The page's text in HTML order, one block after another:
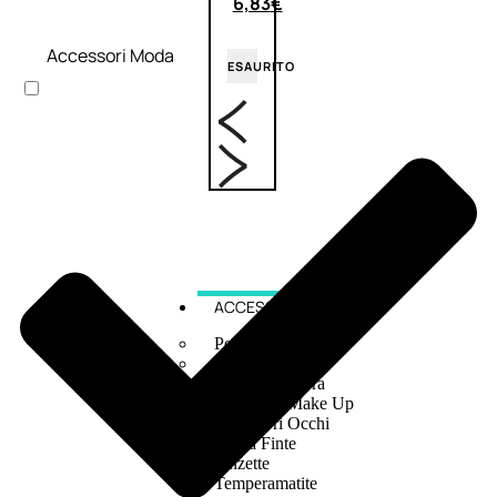
ESAURITO
ACCESSORI
Pennelli Viso
Pennelli Labbra
Accessori Make Up
Accessori Occhi
Ciglia Finte
Pinzette
Temperamatite
Accessori Moda